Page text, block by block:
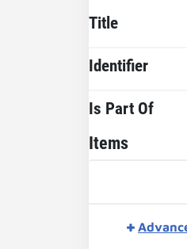
Title
Identifier
Is Part Of
Items